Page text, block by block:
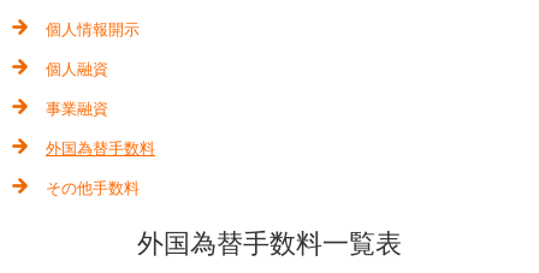
個人情報開示
個人融資
事業融資
外国為替手数料
その他手数料
外国為替手数料一覧表